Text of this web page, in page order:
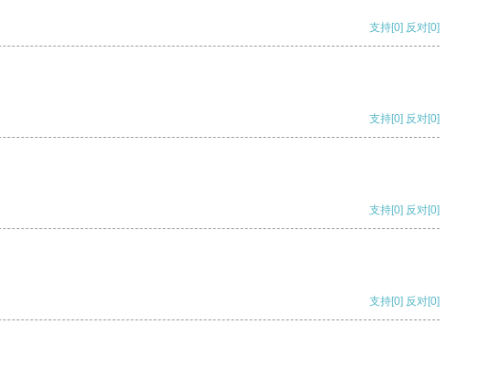
支持[0] 反对[0]
支持[0] 反对[0]
支持[0] 反对[0]
支持[0] 反对[0]